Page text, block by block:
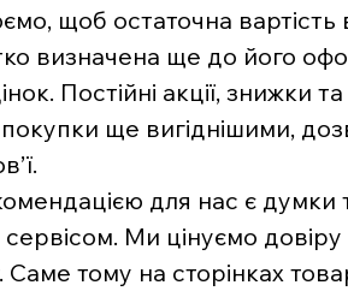
щоб остаточна вартість
визначена ще до його
Постійні акції, знижки
ще вигіднішими,
для нас є думки
Ми цінуємо довіру
Саме тому на сторінках